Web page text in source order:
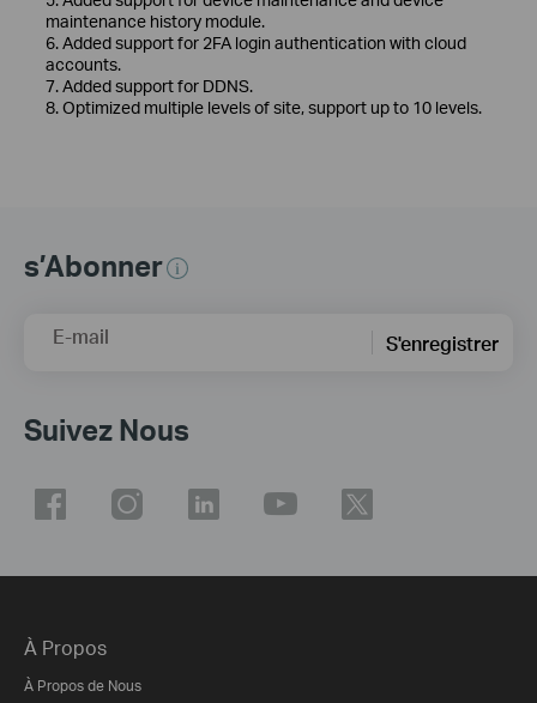
maintenance history module.
6. Added support for 2FA login authentication with cloud
accounts.
7. Added support for DDNS.
8. Optimized multiple levels of site, support up to 10 levels.
s’Abonner
E-mail S'enregistrer
Suivez Nous
À Propos
À Propos de Nous